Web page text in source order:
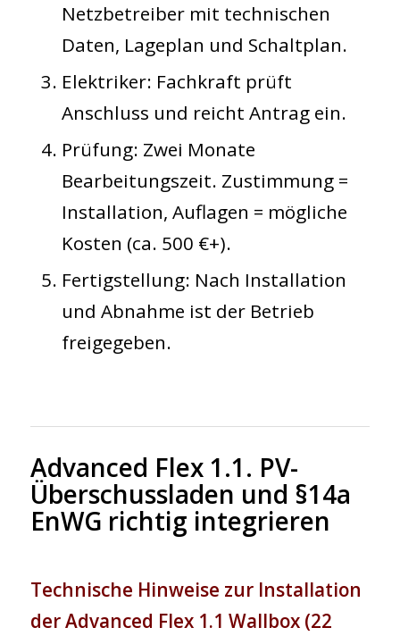
Netzbetreiber mit technischen
Daten, Lageplan und Schaltplan.
Elektriker: Fachkraft prüft
Anschluss und reicht Antrag ein.
Prüfung: Zwei Monate
Bearbeitungszeit. Zustimmung =
Installation, Auflagen = mögliche
Kosten (ca. 500 €+).
Fertigstellung: Nach Installation
und Abnahme ist der Betrieb
freigegeben.
Advanced Flex 1.1. PV-
Überschussladen und §14a
EnWG richtig integrieren
Technische Hinweise zur Installation
der Advanced Flex 1.1 Wallbox (22